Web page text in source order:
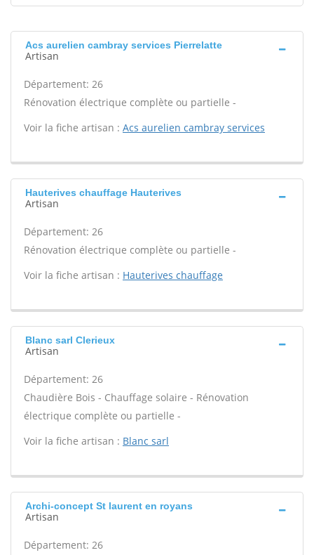
Acs aurelien cambray services Pierrelatte
Artisan
Département: 26
Rénovation électrique complète ou partielle -
Voir la fiche artisan : Acs aurelien cambray services
Hauterives chauffage Hauterives
Artisan
Département: 26
Rénovation électrique complète ou partielle -
Voir la fiche artisan : Hauterives chauffage
Blanc sarl Clerieux
Artisan
Département: 26
Chaudière Bois - Chauffage solaire - Rénovation
électrique complète ou partielle -
Voir la fiche artisan : Blanc sarl
Archi-concept St laurent en royans
Artisan
Département: 26